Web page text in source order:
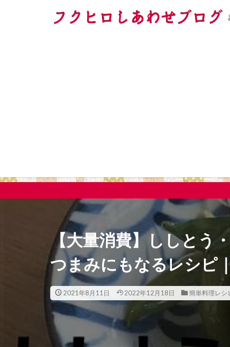
【大量消費】ししとう
つまみにもなるレシピ
2021年8月11日 2022年12月18日 簡単料理レシ